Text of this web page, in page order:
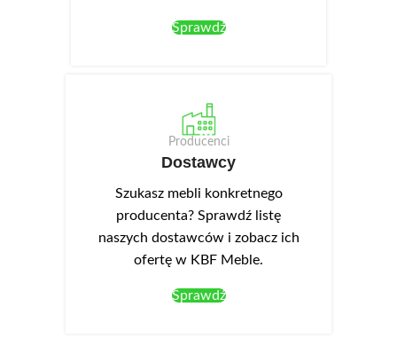
Sprawdź
Producenci
Dostawcy
Szukasz mebli konkretnego
producenta? Sprawdź listę
naszych dostawców i zobacz ich
ofertę w KBF Meble.
Sprawdź